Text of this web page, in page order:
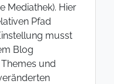
Mediathek). Hier
Pfad
musst
Blog
und